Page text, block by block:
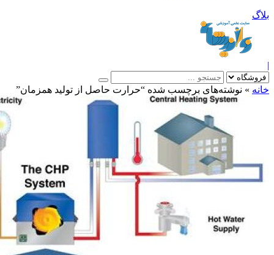
»نوشته‌های برچسب شده “حرارت حاصل از توليد همزمان”